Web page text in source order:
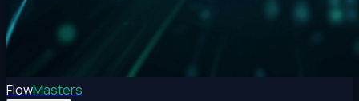
FlowMasters